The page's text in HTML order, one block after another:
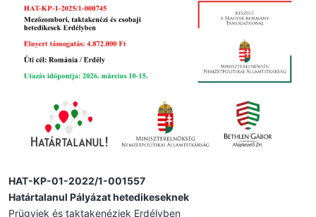
HAT-KP-01-2022/1-001557
Határtalanul Pályázat hetedikeseknek
Prügyiek és taktakenéziek Erdélyben